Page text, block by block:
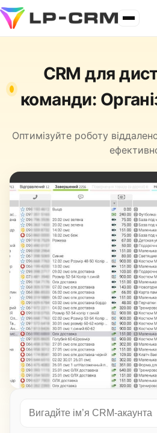
CRM для
команди:
Оптимізуйте роботу